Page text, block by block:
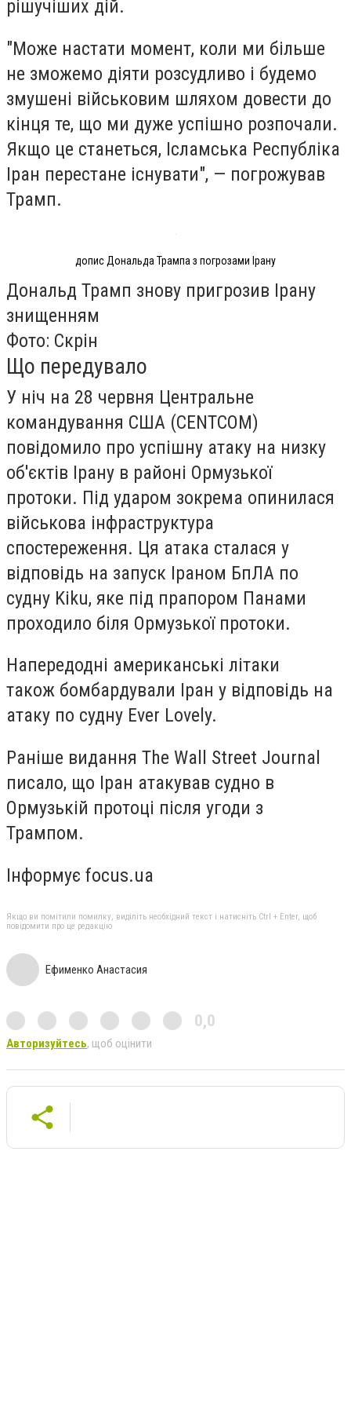
рішучіших дій.
"Може настати момент, коли ми більше
не зможемо діяти розсудливо і будемо
змушені військовим шляхом довести до
кінця те, що ми дуже успішно розпочали.
Якщо це станеться, Ісламська Республіка
Іран перестане існувати", — погрожував
Трамп.
допис Дональда Трампа з погрозами Ірану
Дональд Трамп знову пригрозив Ірану
знищенням
Фото: Скрін
Що передувало
У ніч на 28 червня Центральне
командування США (CENTCOM)
повідомило про успішну атаку на низку
об'єктів Ірану в районі Ормузької
протоки. Під ударом зокрема опинилася
військова інфраструктура
спостереження. Ця атака сталася у
відповідь на запуск Іраном БпЛА по
судну Kiku, яке під прапором Панами
проходило біля Ормузької протоки.
Напередодні американські літаки
також бомбардували Іран у відповідь на
атаку по судну Ever Lovely.
Раніше видання The Wall Street Journal
писало, що Іран атакував судно в
Ормузькій протоці після угоди з
Трампом.
Інформує focus.ua
Якщо ви помітили помилку, виділіть необхідний текст і натисніть Ctrl + Enter, щоб
повідомити про це редакцію
Ефименко Анастасия
0,0
Авторизуйтесь, щоб оцінити